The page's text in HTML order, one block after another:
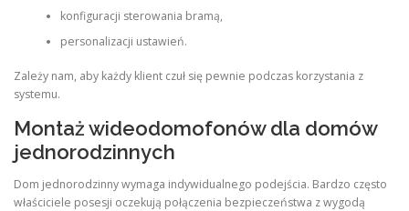
konfiguracji sterowania bramą,
personalizacji ustawień.
Zależy nam, aby każdy klient czuł się pewnie podczas korzystania z
systemu.
Montaż wideodomofonów dla domów
jednorodzinnych
Dom jednorodzinny wymaga indywidualnego podejścia. Bardzo często
właściciele posesji oczekują połączenia bezpieczeństwa z wygodą